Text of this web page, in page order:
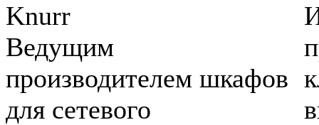
Knurr
Ведущим
производителем шкафов
для сетевого